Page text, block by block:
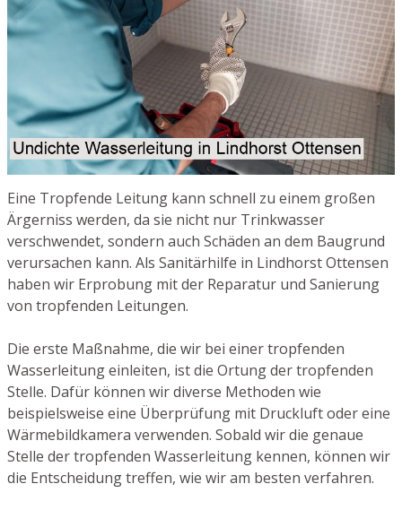
Eine Tropfende Leitung kann schnell zu einem großen
Ärgerniss werden, da sie nicht nur Trinkwasser
verschwendet, sondern auch Schäden an dem Baugrund
verursachen kann. Als Sanitärhilfe in Lindhorst Ottensen
haben wir Erprobung mit der Reparatur und Sanierung
von tropfenden Leitungen.
Die erste Maßnahme, die wir bei einer tropfenden
Wasserleitung einleiten, ist die Ortung der tropfenden
Stelle. Dafür können wir diverse Methoden wie
beispielsweise eine Überprüfung mit Druckluft oder eine
Wärmebildkamera verwenden. Sobald wir die genaue
Stelle der tropfenden Wasserleitung kennen, können wir
die Entscheidung treffen, wie wir am besten verfahren.